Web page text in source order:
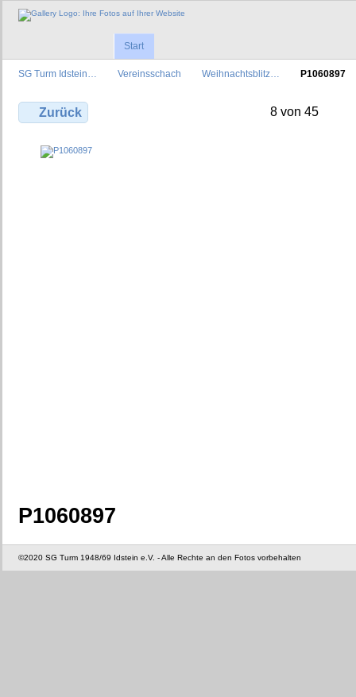
Start
SG Turm Idstein… Vereinsschach Weihnachtsblitz… P1060897
Zurück 8 von 45
P1060897
©2020 SG Turm 1948/69 Idstein e.V. - Alle Rechte an den Fotos vorbehalten